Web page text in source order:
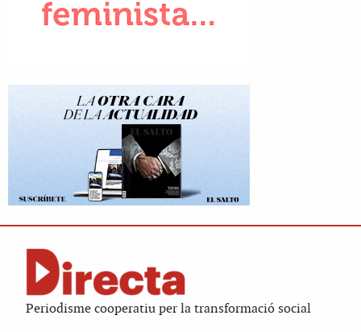
Periodisme cooperatiu per la transformació social